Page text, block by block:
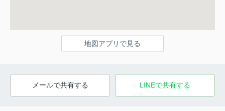
地図アプリで見る
メールで共有する LINEで共有する